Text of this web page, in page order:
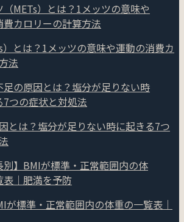
）とは？1メッツの意味や運動の消費カ
法
とは？塩分が足りない時に起きる7つ
が標準・正常範囲内の体重の一覧表｜